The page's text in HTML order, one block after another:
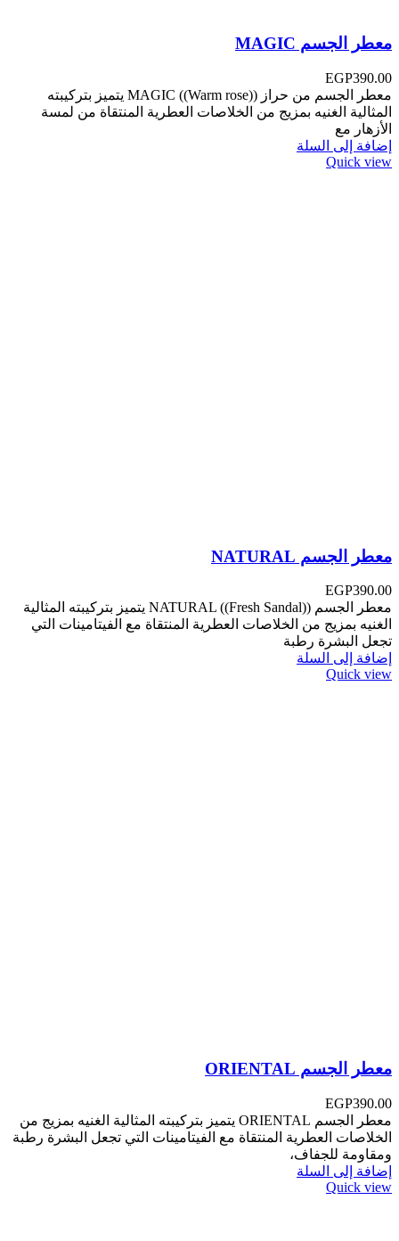
معطر الجسم MAGIC
EGP390.00
معطر الجسم من حراز MAGIC ((Warm rose)) ‏‎يتميز بتركيبته
المثالية الغنيه بمزيج من الخلاصات العطرية المنتقاة من لمسة
الأزهار مع
إضافة إلى السلة
Quick view
معطر الجسم NATURAL
EGP390.00
معطر الجسم NATURAL ((Fresh Sandal)) ‏‎يتميز بتركيبته المثالية
الغنيه بمزيج من الخلاصات العطرية المنتقاة مع الفيتامينات التي
تجعل البشرة رطبة
إضافة إلى السلة
Quick view
معطر الجسم ORIENTAL
EGP390.00
معطر الجسم ORIENTAL ‏‎يتميز بتركيبته المثالية الغنيه بمزيج من
الخلاصات العطرية المنتقاة مع الفيتامينات التي تجعل البشرة رطبة
ومقاومة للجفاف،
إضافة إلى السلة
Quick view